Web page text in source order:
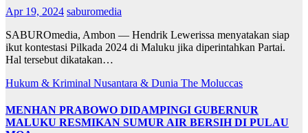
Apr 19, 2024 saburomedia
SABUROmedia, Ambon — Hendrik Lewerissa menyatakan siap
ikut kontestasi Pilkada 2024 di Maluku jika diperintahkan Partai.
Hal tersebut dikatakan…
Hukum & Kriminal Nusantara & Dunia The Moluccas
MENHAN PRABOWO DIDAMPINGI GUBERNUR
MALUKU RESMIKAN SUMUR AIR BERSIH DI PULAU